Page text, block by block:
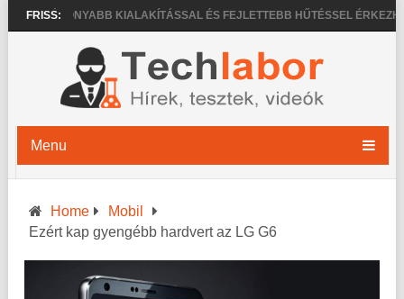
FRISS:
VÉKONYABB KIALAKÍTÁSSAL ÉS FEJLETTEBB HŰTÉSSEL
Menu
Home
Mobil
Ezért kap gyengébb hardvert az LG G6